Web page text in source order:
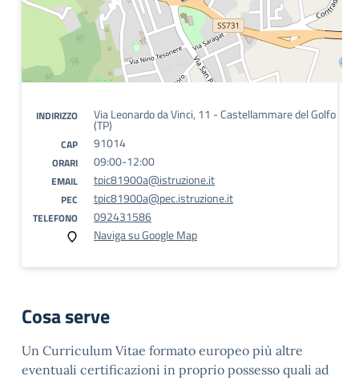
INDIRIZZO Via Leonardo da Vinci, 11 - Castellammare del Golfo
(TP)
CAP 91014
ORARI 09:00-12:00
EMAIL tpic81900a@istruzione.it
PEC tpic81900a@pec.istruzione.it
TELEFONO
092431586
Naviga su Google Map
Cosa serve
Un Curriculum Vitae formato europeo più altre
eventuali certificazioni in proprio possesso quali ad